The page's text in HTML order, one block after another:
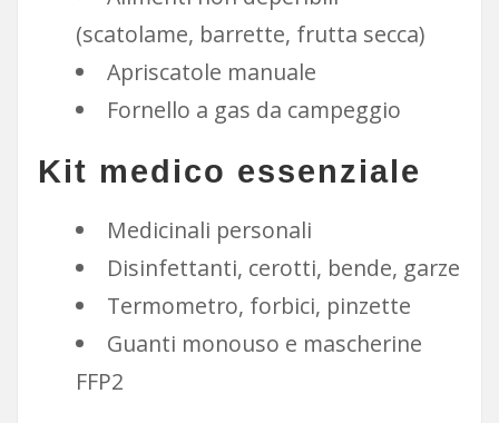
(scatolame, barrette, frutta secca)
Apriscatole manuale
Fornello a gas da campeggio
Kit medico essenziale
Medicinali personali
Disinfettanti, cerotti, bende, garze
Termometro, forbici, pinzette
Guanti monouso e mascherine
FFP2